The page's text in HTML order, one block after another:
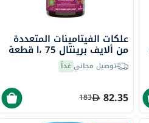
علكات الفيتامينات المتعددة
من ألايف برينتال l، 75 قطعة
توصيل مجانيغداً
82.35
183